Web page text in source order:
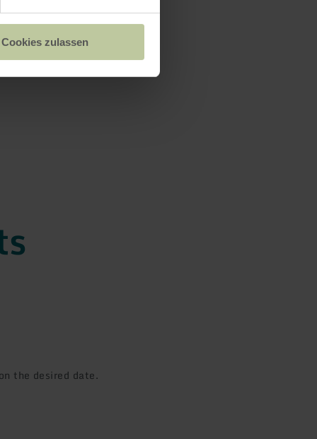
Cookies zulassen
the desired date.